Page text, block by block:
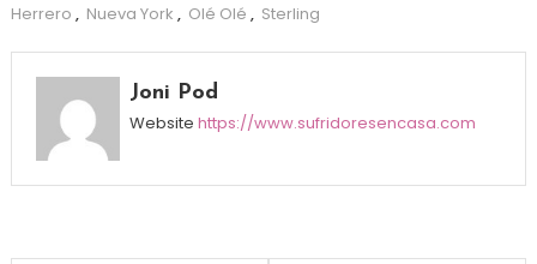
Herrero , Nueva York , Olé Olé , Sterling
Joni Pod
Website https://www.sufridoresencasa.com